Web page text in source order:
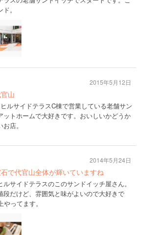
。
山
ヒルサイドテラスC棟で営業している老舗サン
ットホームで大好きです。おいしいかどうか
店。
2015年5月12日
で代官山全体が輝いていますね
サイドテラスのこのサンドイッチ屋さん。
段だけど、雰囲気と味がよいので大好きで
ってます。
2014年5月24日